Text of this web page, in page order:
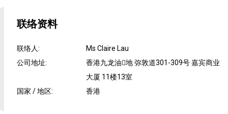
联络资料
联络人:
Ms Claire Lau
公司地址:
香港九龙油地 弥敦道301-309号 嘉宾商业
大厦 11楼13室
国家 / 地区: 香港